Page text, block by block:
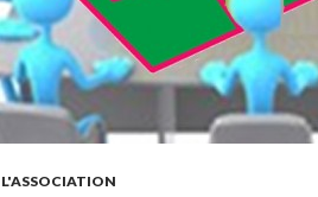
L'ASSOCIATION